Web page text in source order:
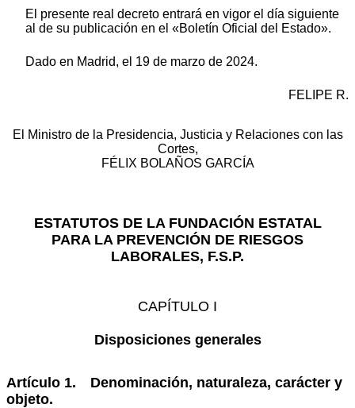
El presente real decreto entrará en vigor el día siguiente
al de su publicación en el «Boletín Oficial del Estado».
Dado en Madrid, el 19 de marzo de 2024.
FELIPE R.
El Ministro de la Presidencia, Justicia y Relaciones con las
Cortes,
FÉLIX BOLAÑOS GARCÍA
ESTATUTOS DE LA FUNDACIÓN ESTATAL
PARA LA PREVENCIÓN DE RIESGOS
LABORALES, F.S.P.
CAPÍTULO I
Disposiciones generales
Artículo 1. Denominación, naturaleza, carácter y
objeto.